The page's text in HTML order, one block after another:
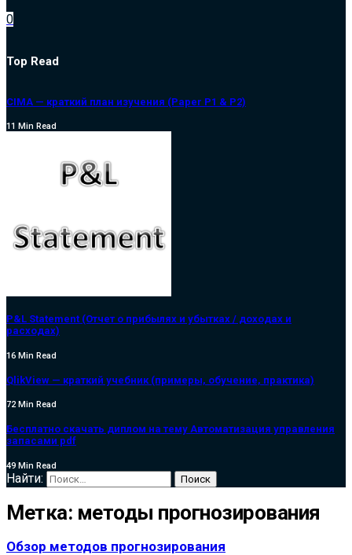
0
Top Read
CIMA — краткий план изучения (Paper P1 & P2)
11 Min Read
P&L Statement (Отчет о прибылях и убытках / доходах и
расходах)
16 Min Read
QlikView — краткий учебник (примеры, обучение, практика)
72 Min Read
Бесплатно скачать диплом на тему Автоматизация управления
запасами pdf
49 Min Read
Найти:
Метка: методы прогнозирования
Обзор методов прогнозирования